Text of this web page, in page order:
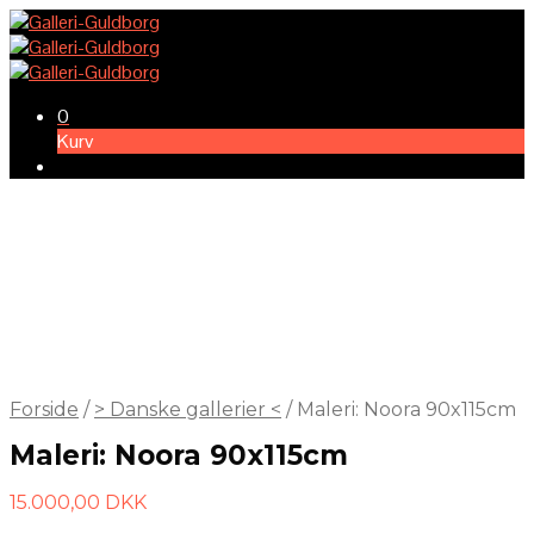
0
Kurv
Forside / > Danske gallerier < /Maleri: Noora 90x115cm
Maleri: Noora 90x115cm
15.000,00 DKK